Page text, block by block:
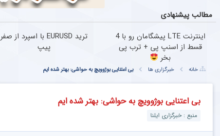
مطالب پیشنهادی
اینترنت LTE پیشگامان رو با 4
قسط از اسنپ پی + ترب پی
بخر
ترید EURUSD با اسپرد از صفر
پیپ
خانه خبرگزاری ها بی اعتنایی بوژوویچ به حواشی: بهتر شده ایم
بی اعتنایی بوژوویچ به حواشی: بهتر شده ایم
منبع : خبرگزاری ایلنا